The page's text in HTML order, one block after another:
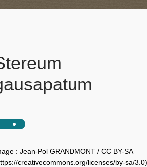
: Jean-Pol GRANDMONT / CC BY-SA
creativecommons.org/licenses/by-sa/3.0)